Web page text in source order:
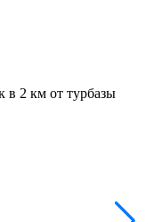
в 2 км от турбазы